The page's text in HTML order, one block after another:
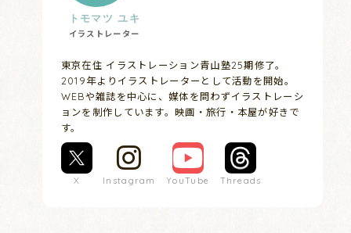
トモマツ ユキ
イラストレーター
東京在住 イラストレーション青山塾25期修了。
2019年よりイラストレーターとして活動を開始。
WEBや雑誌を中心に、媒体を問わずイラストレーシ
ョンを制作しています。映画・旅行・本屋が好きで
す。
X Instagram YouTube Threads